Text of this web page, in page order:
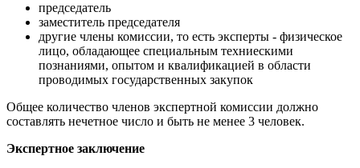
председатель
заместитель председателя
другие члены комиссии, то есть эксперты - физическое
лицо, обладающее специальным техниескими
познаниями, опытом и квалификацией в области
проводимых государственных закупок
Общее количество членов экспертной комиссии должно
составлять нечетное число и быть не менее 3 человек.
Экспертное заключение